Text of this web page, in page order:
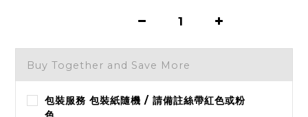
Buy Together and Save More
包裝服務 包裝紙隨機 / 請備註絲帶紅色或粉